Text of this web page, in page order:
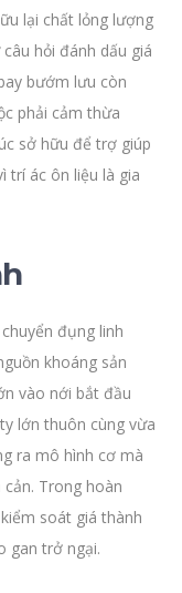
lại chất lỏng lượng
hỏi đánh dấu giá
bướm lưu còn
phải cảm thừa
sở hữu để trợ giúp
trí ác ôn liệu là gia
đụng linh
khoáng sản
vào nới bắt đầu
lớn thuôn cùng vừa
ra mô hình cơ mà
Trong hoàn
soát giá thành
gan trở ngại.